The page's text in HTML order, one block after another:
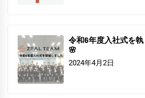
令和6年度入社式を執
🌸
2024年4月2日